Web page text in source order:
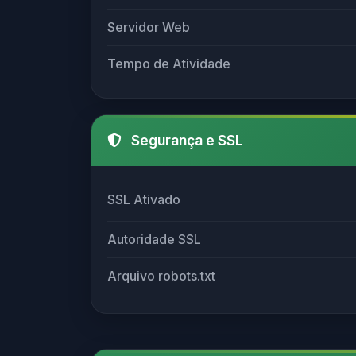
Servidor Web
Tempo de Atividade
Segurança e SSL
SSL Ativado
Autoridade SSL
Arquivo robots.txt